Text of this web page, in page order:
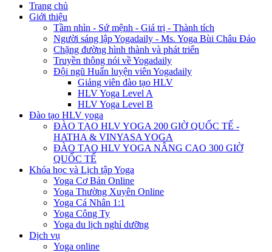
Trang chủ
Giới thiệu
Tầm nhìn - Sứ mệnh - Giá trị - Thành tích
Người sáng lập Yogadaily - Ms. Yoga Bùi Châu Đảo
Chặng đường hình thành và phát triển
Truyền thông nói về Yogadaily
Đội ngũ Huấn luyện viên Yogadaily
Giảng viên đào tạo HLV
HLV Yoga Level A
HLV Yoga Level B
Đào tạo HLV yoga
ĐÀO TẠO HLV YOGA 200 GIỜ QUỐC TẾ -
HATHA & VINYASA YOGA
ĐÀO TẠO HLV YOGA NÂNG CAO 300 GIỜ
QUỐC TẾ
Khóa học và Lịch tập Yoga
Yoga Cơ Bản Online
Yoga Thường Xuyên Online
Yoga Cá Nhân 1:1
Yoga Công Ty
Yoga du lịch nghỉ dưỡng
Dịch vụ
Yoga online